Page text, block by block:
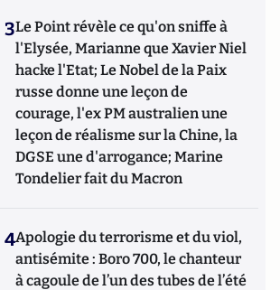
3Le Point révèle ce qu'on sniffe à
l'Elysée, Marianne que Xavier Niel
hacke l'Etat; Le Nobel de la Paix
russe donne une leçon de
courage, l'ex PM australien une
leçon de réalisme sur la Chine, la
DGSE une d'arrogance; Marine
Tondelier fait du Macron
4Apologie du terrorisme et du viol,
antisémite : Boro 700, le chanteur
à cagoule de l’un des tubes de l’été